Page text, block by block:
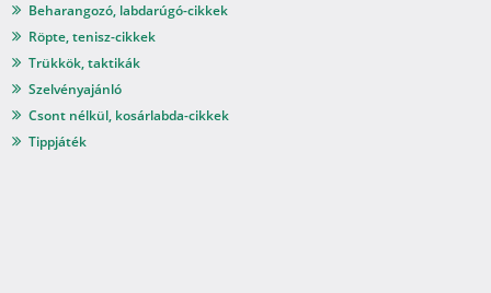
Beharangozó, labdarúgó-cikkek
Röpte, tenisz-cikkek
Trükkök, taktikák
Szelvényajánló
Csont nélkül, kosárlabda-cikkek
Tippjáték